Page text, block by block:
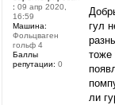
гул
тоже
ли
: 09 апр 2020,
16:59
Машина:
Фольцваген
гольф 4
Баллы
репутации: 0